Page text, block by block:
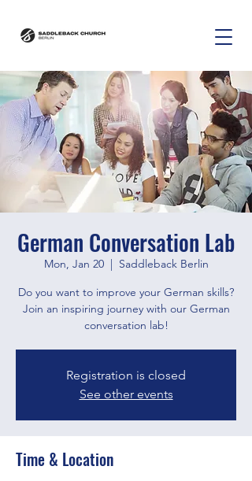
German Conversation Lab
Mon, Jan 20
  |
Saddleback Berlin
Do you want to improve your German skills?
Join an inspiring journey with our German
conversation lab!
Registration is closed
See other events
Time & Location